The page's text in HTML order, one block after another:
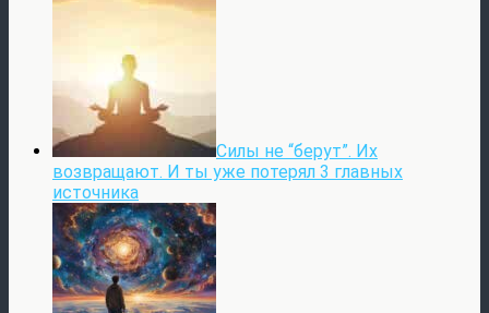
Силы не “берут”. Их
возвращают. И ты уже потерял 3 главных
источника